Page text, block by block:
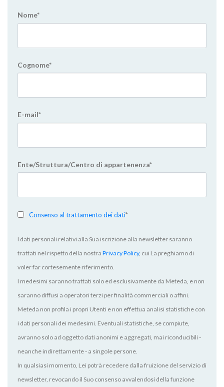
Nome*
Cognome*
E-mail*
Ente/Struttura/Centro di appartenenza*
Consenso al trattamento dei dati*
I dati personali relativi alla Sua iscrizione alla newsletter saranno
trattati nel rispetto della nostra Privacy Policy, cui La preghiamo di
voler far cortesemente riferimento.
I medesimi saranno trattati solo ed esclusivamente da Meteda, e non
saranno diffusi a operatori terzi per finalità commerciali o affini.
Meteda non profila i propri Utenti e non effettua analisi statistiche con
i dati personali dei medesimi. Eventuali statistiche, se compiute,
avranno solo ad oggetto dati anonimi e aggregati, mai riconducibili -
neanche indirettamente - a singole persone.
In qualsiasi momento, Lei potrà recedere dalla fruizione del servizio di
newsletter, revocando il Suo consenso avvalendosi della funzione